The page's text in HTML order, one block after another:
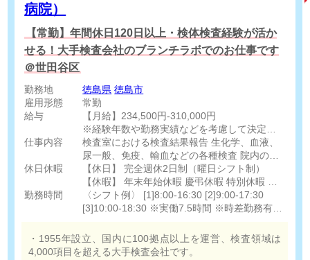
病院）
【常勤】年間休日120日以上・検体検査経験が活か
せる！大手検査会社のブランチラボでのお仕事です
＠世田谷区
勤務地 徳島県 徳島市
雇用形態
常勤
給与
【月給】234,500円-310,000円
※経験年数や勤務実績などを考慮して決定
[その他手当]
検査外勤手当 10,000円
住宅手当 最大20,000円/月
家族手当 最大26,000円/月
当直手当
深夜・準夜手当
仕事内容
検査室における検査結果報告 生化学、血液、
尿一般、免疫、輸血などの各種検査 院内の緊
急検査に対応した分析
休日休暇
【休日】 完全週休2日制（曜日シフト制）
【休暇】 年末年始休暇 慶弔休暇 特別休暇 育
児休暇 介護休暇 年次有給休暇（法定通り）
勤務時間
〈シフト例〉 [1]8:00-16:30 [2]9:00-17:30
[3]10:00-18:30 ※実働7.5時間 ※時差勤務有り
・1955年設立、国内に100拠点以上を運営、検査領域は
4,000項目を超える大手検査会社です。